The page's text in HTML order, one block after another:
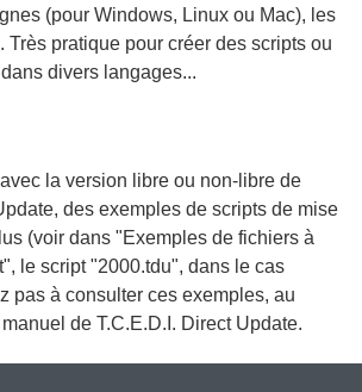
(pour Windows, Linux ou Mac), les
Très pratique pour créer des scripts ou
divers langages...
la version libre ou non-libre de
des exemples de scripts de mise
(voir dans "Exemples de fichiers à
le script "2000.tdu", dans le cas
pas à consulter ces exemples, au
de T.C.E.D.I. Direct Update.